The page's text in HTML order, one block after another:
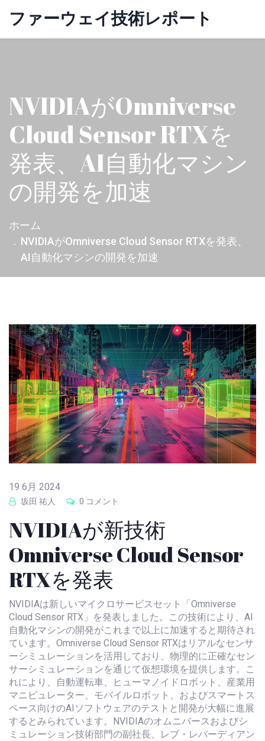
ファーウェイ技術レポート
NVIDIAがOmniverse
Cloud Sensor RTXを
発表、AI自動化マシン
の開発を加速
ホーム
NVIDIAがOmniverse Cloud Sensor RTXを発表、
AI自動化マシンの開発を加速
19 6月 2024
坂田 祐人 0 コメント
NVIDIAが新技術
Omniverse Cloud Sensor
RTXを発表
NVIDIAは新しいマイクロサービスセット「Omniverse
Cloud Sensor RTX」を発表しました。この技術により、AI
自動化マシンの開発がこれまで以上に加速すると期待され
ています。Omniverse Cloud Sensor RTXはリアルなセンサ
ーシミュレーションを活用しており、物理的に正確なセン
サーシミュレーションを通じて仮想環境を提供します。こ
れにより、自動運転車、ヒューマノイドロボット、産業用
マニピュレーター、モバイルロボット、およびスマートス
ペース向けのAIソフトウェアのテストと開発が大幅に進展
するとみられています。NVIDIAのオムニバースおよびシ
ミュレーション技術部門の副社長、レブ・レバーディアン